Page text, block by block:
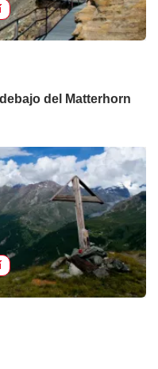
del Matterhorn